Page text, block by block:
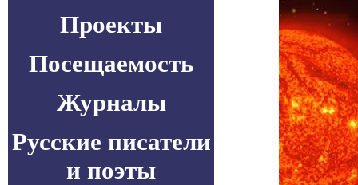
Проекты
Посещаемость
Журналы
Русские писатели
и поэты